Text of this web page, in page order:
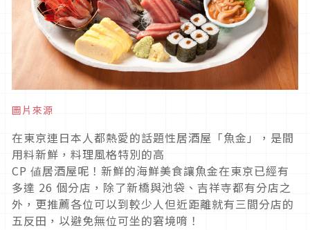
圖片來源
在東京連日本人都熱愛的話題性居酒屋「魚金」，是間
用料新鮮，料理風格特別的高
CP 値居酒屋呢！新鮮的海鮮美食讓魚金在東京已經有
多達 26 個分店，除了新橋與池袋、吉祥寺都有分店之
外，更推薦各位可以到較少人但近距離就有三間分店的
五反田，以避免無位可坐的窘境唷！